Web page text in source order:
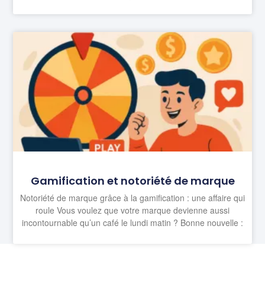
Gamification et notoriété de marque
Notoriété de marque grâce à la gamification : une affaire qui
roule Vous voulez que votre marque devienne aussi
incontournable qu’un café le lundi matin ? Bonne nouvelle :